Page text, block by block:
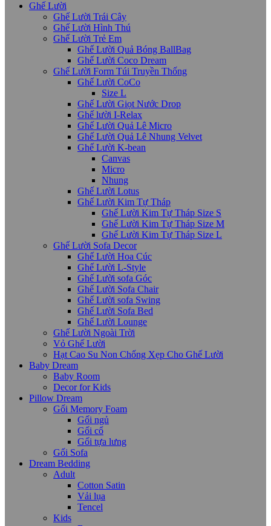
Ghế Lười
Ghế Lười Trái Cây
Ghế Lười Hình Thú
Ghế Lười Trẻ Em
Ghế Lười Quả Bóng BallBag
Ghế Lười Coco Dream
Ghế Lười Form Túi Truyền Thống
Ghế Lười CoCo
Size L
Ghế Lười Giọt Nước Drop
Ghế lười I-Relax
Ghế Lười Quả Lê Micro
Ghế Lười Quả Lê Nhung Velvet
Ghế Lười K-bean
Canvas
Micro
Nhung
Ghế Lười Lotus
Ghế Lười Kim Tự Tháp
Ghế Lười Kim Tự Tháp Size S
Ghế Lười Kim Tự Tháp Size M
Ghế Lười Kim Tự Tháp Size L
Ghế Lười Sofa Decor
Ghế Lười Hoa Cúc
Ghế Lười L-Style
Ghế Lười sofa Góc
Ghế Lười Sofa Chair
Ghế Lười sofa Swing
Ghế Lười Sofa Bed
Ghế Lười Lounge
Ghế Lười Ngoài Trời
Vỏ Ghế Lười
Hạt Cao Su Non Chống Xẹp Cho Ghế Lười
Baby Dream
Baby Room
Decor for Kids
Pillow Dream
Gối Memory Foam
Gối ngủ
Gối cổ
Gối tựa lưng
Gối Sofa
Dream Bedding
Adult
Cotton Satin
Vải lụa
Tencel
Kids